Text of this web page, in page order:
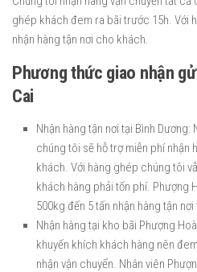
ghép khách đem ra bãi trước 15h. Với
nhận hàng tận nơi cho khách.
Phương thức giao nhận
Cai
Nhận hàng tận nơi tại Bình
chúng tôi sẽ hỗ trợ miễn phí nhận
khách. Với hàng ghép chúng tôi
khách hàng phải tốn phí. Phượng
500kg đến 5 tấn nhận hàng tận
Nhận hàng tại kho bãi Phượng
khuyến khích khách hàng nên
nhận vận chuyển. Nhân viên